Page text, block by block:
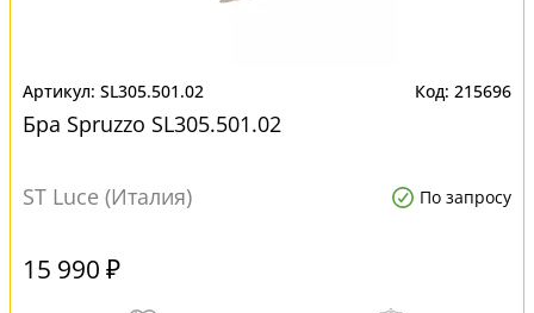
SL305.501.02 215696
Бра Spruzzo SL305.501.02
ST Luce (Италия) По запросу
15 990 ₽